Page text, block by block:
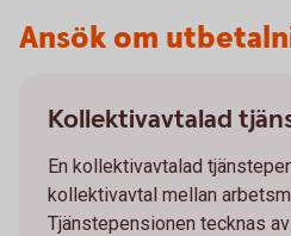
Ansök om
Kollektivavtalad
En kollektivavtalad
kollektivavtal mellan
Tjänstepensionen tecknas